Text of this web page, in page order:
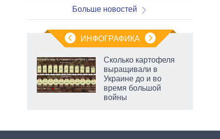
Больше новостей
ИНФОГРАФИКА
Сколько картофеля
выращивали в
Украине до и во
время большой
войны